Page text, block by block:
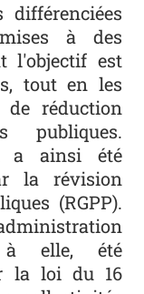
différenciées
à des
l'objectif est
tout en les
réduction
publiques.
a ainsi été
la révision
(RGPP).
à elle, été
la loi du 16